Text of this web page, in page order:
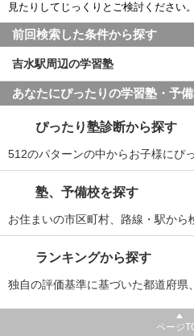
見たりしてじっくりとご検討ください。
前回検索した条件から探す
吉水駅周辺の学習塾
あなたにぴったりの学習塾・予
ぴったり塾診断から探す
512のパターンの中からお子様にぴ
塾、予備校を探す
お住まいの市区町村、路線・駅から
ランキングから探す
独自の評価基準に基づいた都道府県
ページ